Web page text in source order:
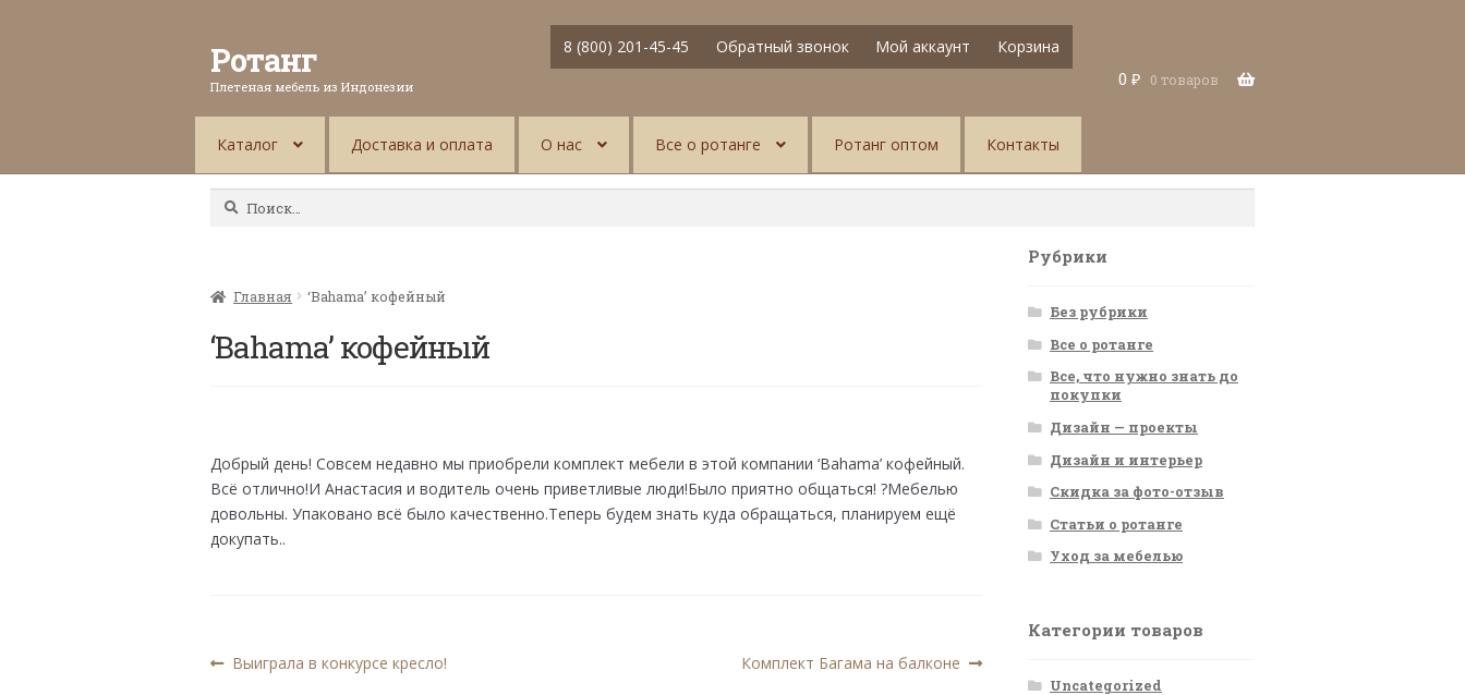
Ротанг
Плетеная мебель из Индонезии
8 (800) 201-45-45 Обратный звонок Мой аккаунт
Корзина
0 ₽ 0 товаров
Каталог Доставка и оплата О нас Все о ротанге Ротанг оптом Контакты
Найти:
Главная ‘Bahama’ кофейный
‘Bahama’ кофейный
Добрый день! Совсем недавно мы приобрели комплект мебели в этой компании ‘Bahama’ кофейный.
Всё отлично!И Анастасия и водитель очень приветливые люди!Было приятно общаться! ?Мебелью
довольны. Упаковано всё было качественно.Теперь будем знать куда обращаться, планируем ещё
докупать..
Навигация
Предыдущая
Выиграла в конкурсе кресло!
Следующая
Комплект Багама на балконе
Рубрики
Без рубрики
Все о ротанге
Все, что нужно знать до
покупки
Дизайн — проекты
Дизайн и интерьер
Скидка за фото-отзыв
Статьи о ротанге
Уход за мебелью
Категории товаров
Uncategorized